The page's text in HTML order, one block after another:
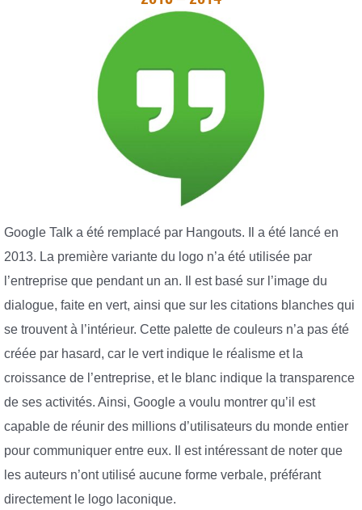
Google Talk a été remplacé par Hangouts. Il a été lancé en
2013. La première variante du logo n’a été utilisée par
l’entreprise que pendant un an. Il est basé sur l’image du
dialogue, faite en vert, ainsi que sur les citations blanches qui
se trouvent à l’intérieur. Cette palette de couleurs n’a pas été
créée par hasard, car le vert indique le réalisme et la
croissance de l’entreprise, et le blanc indique la transparence
de ses activités. Ainsi, Google a voulu montrer qu’il est
capable de réunir des millions d’utilisateurs du monde entier
pour communiquer entre eux. Il est intéressant de noter que
les auteurs n’ont utilisé aucune forme verbale, préférant
directement le logo laconique.